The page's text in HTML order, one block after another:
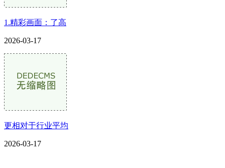
1.精彩画面：了高
2026-03-17
更相对于行业平均
2026-03-17